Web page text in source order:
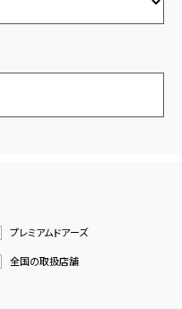
プレミアムドアーズ
全国の取扱店舗